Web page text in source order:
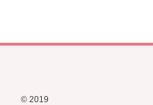
© 2019